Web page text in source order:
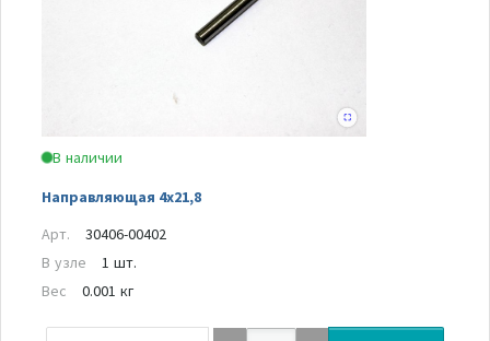
В наличии
Направляющая 4х21,8
Арт.
30406-00402
В узле
1 шт.
Вес
0.001 кг